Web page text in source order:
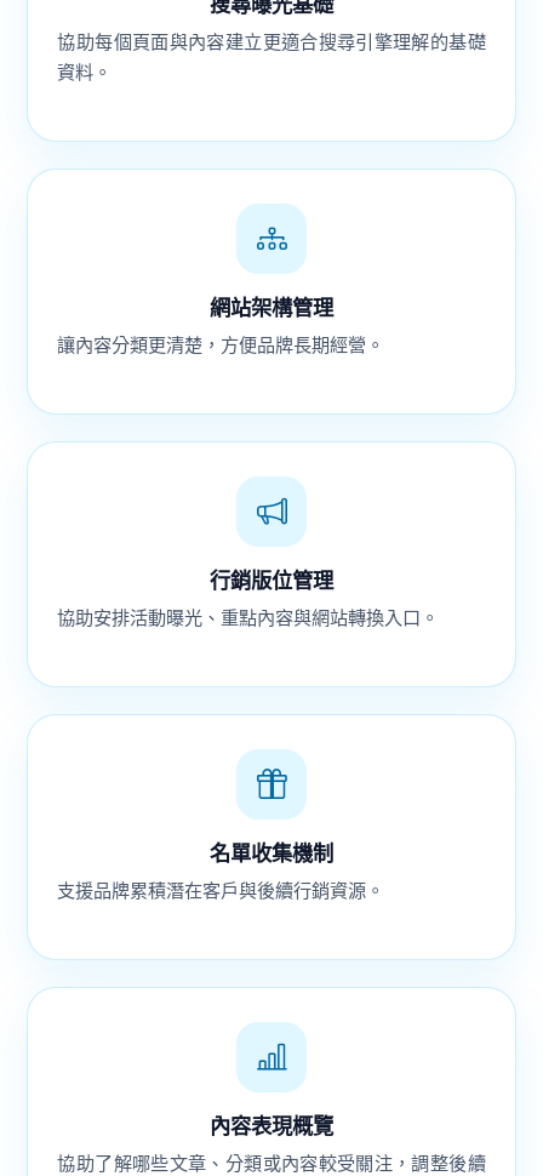
搜尋曝光基礎
協助每個頁面與內容建立更適合搜尋引擎理解的基礎
資料。
網站架構管理
讓內容分類更清楚，方便品牌長期經營。
行銷版位管理
協助安排活動曝光、重點內容與網站轉換入口。
名單收集機制
支援品牌累積潛在客戶與後續行銷資源。
內容表現概覽
協助了解哪些文章、分類或內容較受關注，調整後續